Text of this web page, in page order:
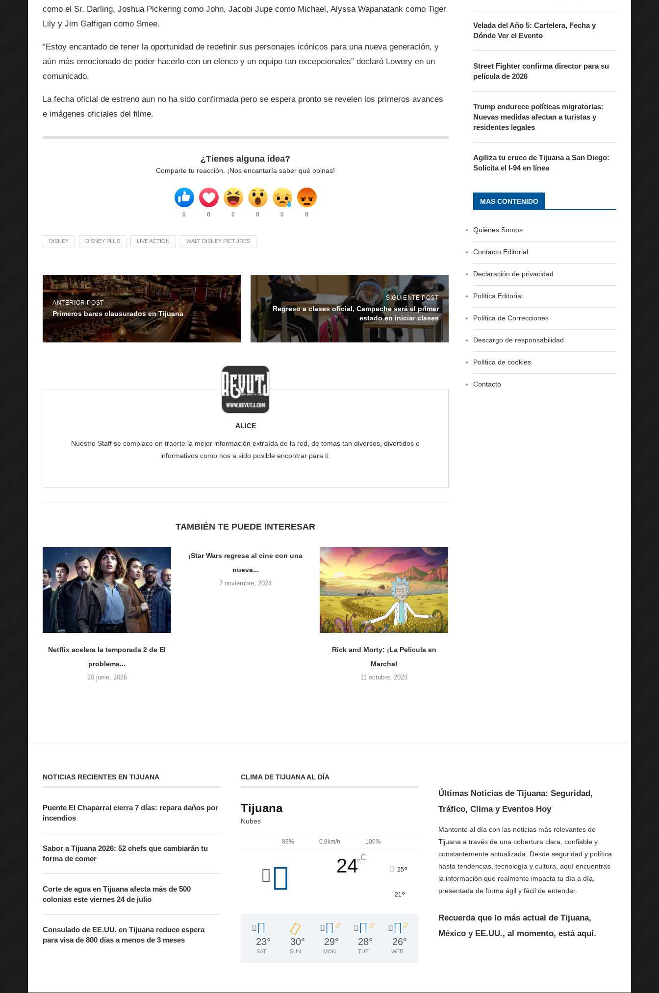
como el Sr. Darling, Joshua Pickering como John, Jacobi Jupe como Michael, Alyssa Wapanatank como Tiger
Lily y Jim Gaffigan como Smee.
“Estoy encantado de tener la oportunidad de redefinir sus personajes icónicos para una nueva generación, y
aún más emocionado de poder hacerlo con un elenco y un equipo tan excepcionales” declaró Lowery en un
comunicado.
La fecha oficial de estreno aun no ha sido confirmada pero se espera pronto se revelen los primeros avances
e imágenes oficiales del filme.
¿Tienes alguna idea?
Comparte tu reacción. ¡Nos encantaría saber qué opinas!
0 0 0 0 0 0
DISNEY DISNEY PLUS LIVE ACTION WALT DISNEY PICTURES
ANTERIOR POST
Primeros bares clausurados en Tijuana
SIGUIENTE POST
Regreso a clases oficial, Campeche será el primer
estado en iniciar clases
ALICE
Nuestro Staff se complace en traerte la mejor información extraída de la red, de temas tan diversos, divertidos e
informativos como nos a sido posible encontrar para ti.
TAMBIÉN TE PUEDE INTERESAR
Netflix acelera la temporada 2 de El
problema...
20 junio, 2026
¡Star Wars regresa al cine con una
nueva...
7 noviembre, 2024
Rick and Morty: ¡La Película en
Marcha!
11 octubre, 2023
Velada del Año 5: Cartelera, Fecha y
Dónde Ver el Evento
Street Fighter confirma director para su
película de 2026
Trump endurece políticas migratorias:
Nuevas medidas afectan a turistas y
residentes legales
Agiliza tu cruce de Tijuana a San Diego:
Solicita el I-94 en línea
MAS CONTENIDO
Quiénes Somos
Contacto Editorial
Declaración de privacidad
Política Editorial
Política de Correcciones
Descargo de responsabilidad
Política de cookies
Contacto
NOTICIAS RECIENTES EN TIJUANA
Puente El Chaparral cierra 7 días: repara daños por
incendios
Sabor a Tijuana 2026: 52 chefs que cambiarán tu
forma de comer
Corte de agua en Tijuana afecta más de 500
colonias este viernes 24 de julio
Consulado de EE.UU. en Tijuana reduce espera
para visa de 800 días a menos de 3 meses
CLIMA DE TIJUANA AL DÍA
Tijuana
Nubes
83% 0.9km/h 100%
24°C
25°
21°
23°
SAT
30°
SUN
29°
MON
28°
TUE
26°
WED
Últimas Noticias de Tijuana: Seguridad,
Tráfico, Clima y Eventos Hoy
Mantente al día con las noticias más relevantes de
Tijuana a través de una cobertura clara, confiable y
constantemente actualizada. Desde seguridad y política
hasta tendencias, tecnología y cultura, aquí encuentras
la información que realmente impacta tu día a día,
presentada de forma ágil y fácil de entender.
Recuerda que lo más actual de Tijuana,
México y EE.UU., al momento, está aquí.